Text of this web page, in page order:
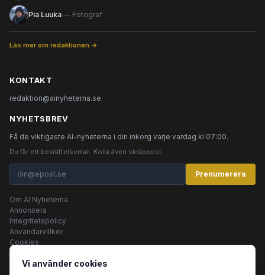
Pia Luuka — Fotograf
Läs mer om redaktionen →
KONTAKT
redaktion@ainyheterna.se
NYHETSBREV
Få de viktigaste AI-nyheterna i din inkorg varje vardag kl 07:00.
Du får ett bekräftelsemail. Kolla även skräppost.
Prenumerera
Om AI Nyheterna
Annonsera
Integritetspolicy
Användarvillkor
Cookies
Vi använder cookies